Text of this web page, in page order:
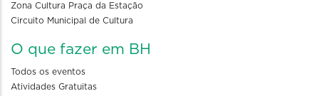
Zona Cultura Praça da Estação
Circuito Municipal de Cultura
O que fazer em BH
Todos os eventos
Atividades Gratuitas